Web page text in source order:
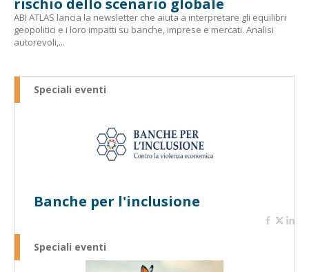
rischio dello scenario globale
ABI ATLAS lancia la newsletter che aiuta a interpretare gli equilibri
geopolitici e i loro impatti su banche, imprese e mercati. Analisi
autorevoli,...
Speciali eventi
Banche per l'inclusione
Speciali eventi